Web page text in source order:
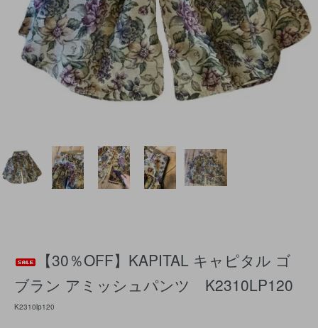
【30％OFF】KAPITAL キャピタル ゴ
ブラン アミッシュパンツ K2310LP120
K2310lp120